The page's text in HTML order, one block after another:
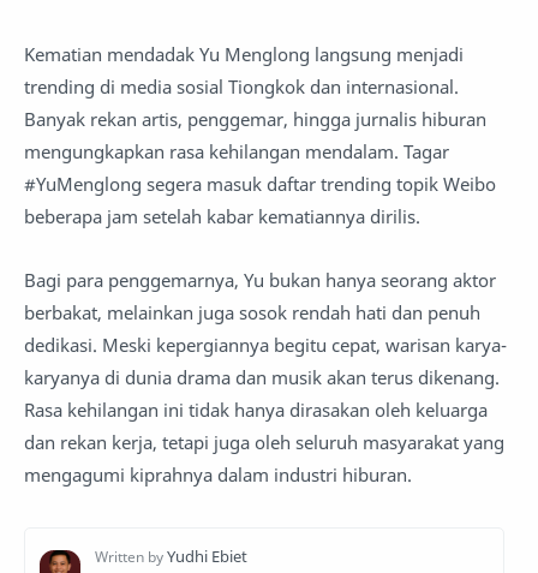
Kematian mendadak Yu Menglong langsung menjadi
trending di media sosial Tiongkok dan internasional.
Banyak rekan artis, penggemar, hingga jurnalis hiburan
mengungkapkan rasa kehilangan mendalam. Tagar
#YuMenglong segera masuk daftar trending topik Weibo
beberapa jam setelah kabar kematiannya dirilis.
Bagi para penggemarnya, Yu bukan hanya seorang aktor
berbakat, melainkan juga sosok rendah hati dan penuh
dedikasi. Meski kepergiannya begitu cepat, warisan karya-
karyanya di dunia drama dan musik akan terus dikenang.
Rasa kehilangan ini tidak hanya dirasakan oleh keluarga
dan rekan kerja, tetapi juga oleh seluruh masyarakat yang
mengagumi kiprahnya dalam industri hiburan.